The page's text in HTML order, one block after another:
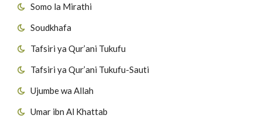
Somo la Mirathi
Soudkhafa
Tafsiri ya Qur’ani Tukufu
Tafsiri ya Qur’ani Tukufu-Sauti
Ujumbe wa Allah
Umar ibn Al Khattab